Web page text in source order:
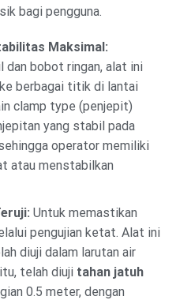
bagi pengguna.
Maksimal:
dan bobot ringan, alat ini
berbagai titik di lantai
clamp type (penjepit)
yang stabil pada
operator memiliki
atau menstabilkan
Untuk memastikan
pengujian ketat. Alat ini
diuji dalam larutan air
telah diuji tahan jatuh
0.5 meter, dengan